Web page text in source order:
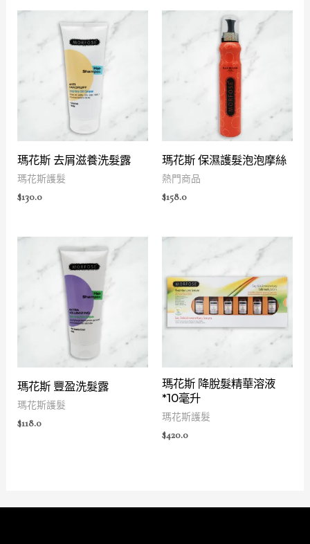
瑪花斯 去屑滋養洗髮露
瑪花斯護髮
$130.0
瑪花斯 保濕護髮泡泡摩絲
熱門商品
$158.0
瑪花斯 豐盈洗髮露
瑪花斯護髮
$118.0
瑪花斯 降脫髮精華溶液
*10毫升
瑪花斯護髮
$420.0